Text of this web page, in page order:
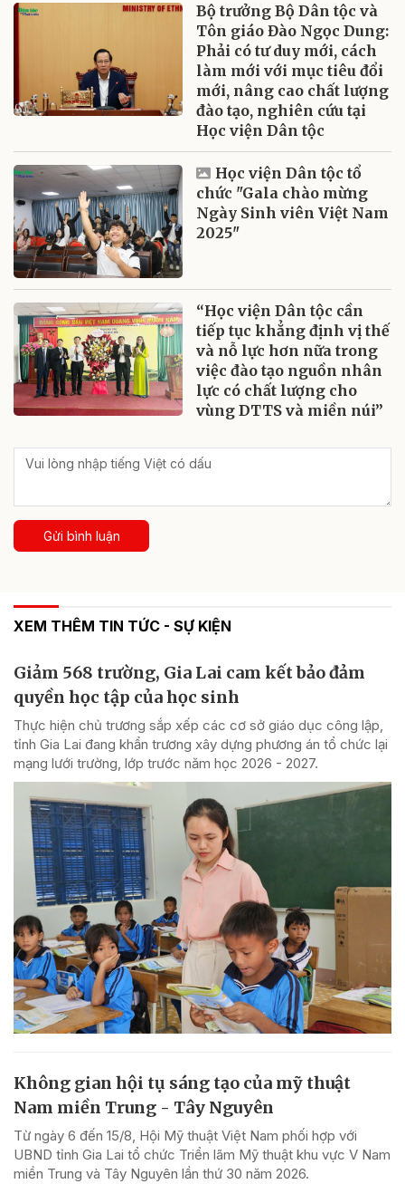
Bộ trưởng Bộ Dân tộc và
Tôn giáo Đào Ngọc Dung:
Phải có tư duy mới, cách
làm mới với mục tiêu đổi
mới, nâng cao chất lượng
đào tạo, nghiên cứu tại
Học viện Dân tộc
Học viện Dân tộc tổ
chức "Gala chào mừng
Ngày Sinh viên Việt Nam
2025"
“Học viện Dân tộc cần
tiếp tục khẳng định vị thế
và nỗ lực hơn nữa trong
việc đào tạo nguồn nhân
lực có chất lượng cho
vùng DTTS và miền núi”
Gửi bình luận
XEM THÊM TIN TỨC - SỰ KIỆN
Giảm 568 trường, Gia Lai cam kết bảo đảm
quyền học tập của học sinh
Thực hiện chủ trương sắp xếp các cơ sở giáo dục công lập,
tỉnh Gia Lai đang khẩn trương xây dựng phương án tổ chức lại
mạng lưới trường, lớp trước năm học 2026 - 2027.
Không gian hội tụ sáng tạo của mỹ thuật
Nam miền Trung - Tây Nguyên
Từ ngày 6 đến 15/8, Hội Mỹ thuật Việt Nam phối hợp với
UBND tỉnh Gia Lai tổ chức Triển lãm Mỹ thuật khu vực V Nam
miền Trung và Tây Nguyên lần thứ 30 năm 2026.